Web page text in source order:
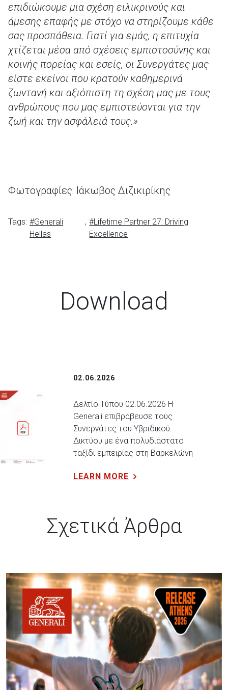
επιδιώκουμε μια σχέση ειλικρινούς και
άμεσης επαφής με στόχο να στηρίζουμε κάθε
σας προσπάθεια. Γιατί για εμάς, η επιτυχία
χτίζεται μέσα από σχέσεις εμπιστοσύνης και
κοινής πορείας και εσείς, οι Συνεργάτες μας
είστε εκείνοι που κρατούν καθημερινά
ζωντανή και αξιόπιστη τη σχέση μας με τους
ανθρώπους που μας εμπιστεύονται για την
ζωή και την ασφάλειά τους.»
Φωτογραφίες: Ιάκωβος Διζικιρίκης
Tags: #Generali
Hellas
, #Lifetime Partner 27: Driving
Excellence
Download
02.06.2026
Δελτίο Τύπου 02.06.2026 Η
Generali επιβράβευσε τους
Συνεργάτες του Υβριδικού
Δικτύου με ένα πολυδιάστατο
ταξίδι εμπειρίας στη Βαρκελώνη
LEARN MORE
Σχετικά Άρθρα